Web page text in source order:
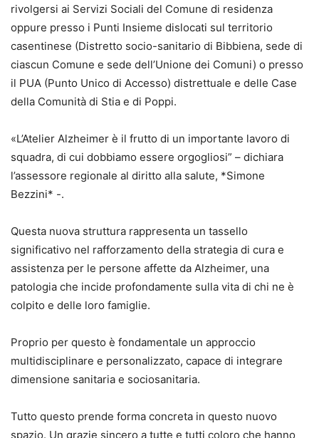
rivolgersi ai Servizi Sociali del Comune di residenza
oppure presso i Punti Insieme dislocati sul territorio
casentinese (Distretto socio-sanitario di Bibbiena, sede di
ciascun Comune e sede dell’Unione dei Comuni) o presso
il PUA (Punto Unico di Accesso) distrettuale e delle Case
della Comunità di Stia e di Poppi.
«L’Atelier Alzheimer è il frutto di un importante lavoro di
squadra, di cui dobbiamo essere orgogliosi” – dichiara
l’assessore regionale al diritto alla salute, *Simone
Bezzini* -.
Questa nuova struttura rappresenta un tassello
significativo nel rafforzamento della strategia di cura e
assistenza per le persone affette da Alzheimer, una
patologia che incide profondamente sulla vita di chi ne è
colpito e delle loro famiglie.
Proprio per questo è fondamentale un approccio
multidisciplinare e personalizzato, capace di integrare
dimensione sanitaria e sociosanitaria.
Tutto questo prende forma concreta in questo nuovo
spazio. Un grazie sincero a tutte e tutti coloro che hanno